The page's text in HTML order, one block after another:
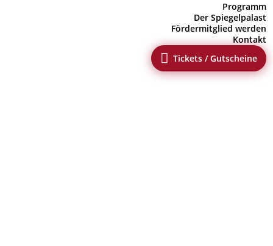
Programm
Der Spiegelpalast
Fördermitglied werden
Kontakt
 Tickets / Gutscheine